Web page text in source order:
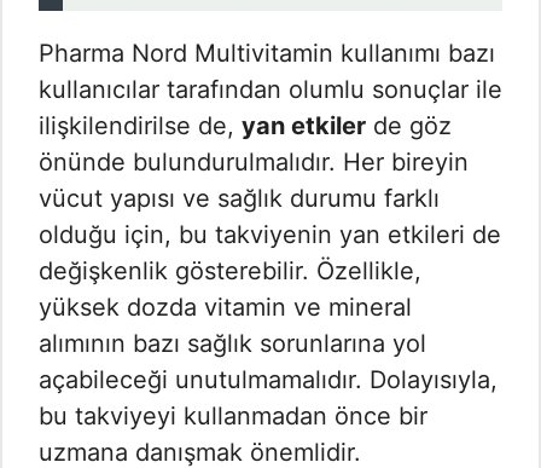
Pharma Nord Multivitamin kullanımı bazı
kullanıcılar tarafından olumlu sonuçlar ile
ilişkilendirilse de, yan etkiler de göz
önünde bulundurulmalıdır. Her bireyin
vücut yapısı ve sağlık durumu farklı
olduğu için, bu takviyenin yan etkileri de
değişkenlik gösterebilir. Özellikle,
yüksek dozda vitamin ve mineral
alımının bazı sağlık sorunlarına yol
açabileceği unutulmamalıdır. Dolayısıyla,
bu takviyeyi kullanmadan önce bir
uzmana danışmak önemlidir.